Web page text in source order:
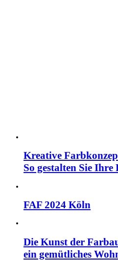
Kreative
So gestalten Sie Ihre
FAF 2024 Köln
Die Kunst der
ein gemütliches